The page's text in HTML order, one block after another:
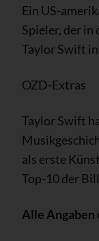
Ein US-
Spieler, der
Taylor Swift
OZD-Extras
Taylor Swift
als erste
Top-10 der
Alle Angaben